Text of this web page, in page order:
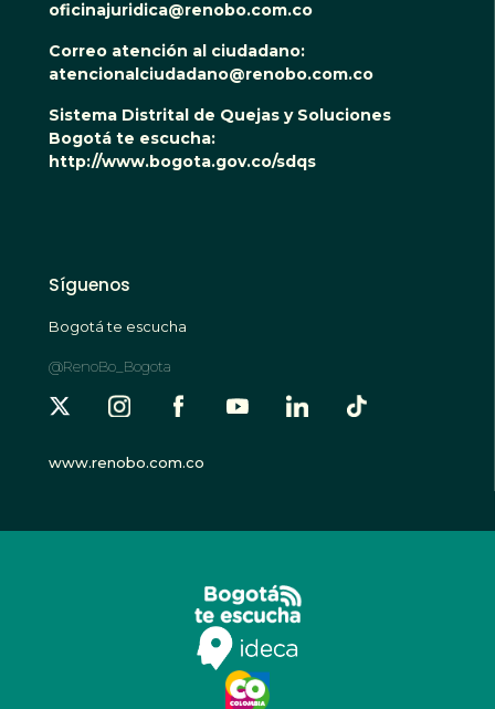
oficinajuridica@renobo.com.co
Correo atención al ciudadano:
atencionalciudadano@renobo.com.co
Sistema Distrital de Quejas y Soluciones
Bogotá te escucha:
http://www.bogota.gov.co/sdqs
Síguenos
Bogotá te escucha
@RenoBo_Bogota
www.renobo.com.co